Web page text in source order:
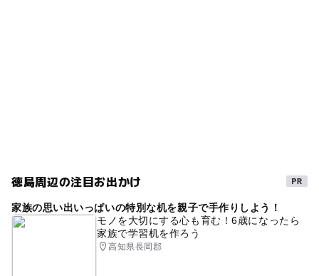
徳島周辺の注目お出かけ
家族の思い出いっぱいの特別な机を親子で手作りしよう！
モノを大切にする心も育む！6歳になったら
家族で学習机を作ろう
高知県長岡郡